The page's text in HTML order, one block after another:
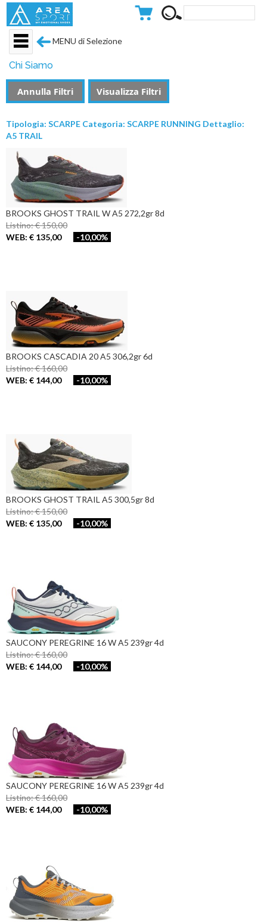
MENU di Selezione
Chi Siamo
Annulla Filtri Visualizza Filtri
Tipologia: SCARPE Categoria: SCARPE RUNNING Dettaglio:
A5 TRAIL
BROOKS GHOST TRAIL W A5 272,2gr 8d
Listino: € 150,00
WEB: € 135,00
-10,00%
BROOKS CASCADIA 20 A5 306,2gr 6d
Listino: € 160,00
WEB: € 144,00
-10,00%
BROOKS GHOST TRAIL A5 300,5gr 8d
Listino: € 150,00
WEB: € 135,00
-10,00%
SAUCONY PEREGRINE 16 W A5 239gr 4d
Listino: € 160,00
WEB: € 144,00
-10,00%
SAUCONY PEREGRINE 16 W A5 239gr 4d
Listino: € 160,00
WEB: € 144,00
-10,00%